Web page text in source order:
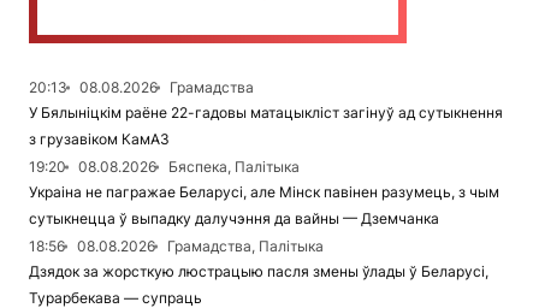
20:13 08.08.2026
Грамадства
У Бялыніцкім раёне 22-гадовы матацыкліст загінуў ад сутыкнення
з грузавіком КамАЗ
19:20
08.08.2026
Бяспека, Палітыка
Украіна не пагражае Беларусі, але Мінск павінен разумець, з чым
сутыкнецца ў выпадку далучэння да вайны — Дземчанка
18:56
08.08.2026
Грамадства, Палітыка
Дзядок за жорсткую люстрацыю пасля змены ўлады ў Беларусі,
Турарбекава — супраць